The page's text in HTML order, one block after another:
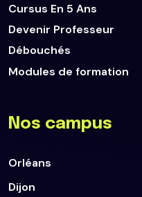
Cursus En 5 Ans
Devenir Professeur
Débouchés
Modules de formation
Nos campus
Orléans
Dijon